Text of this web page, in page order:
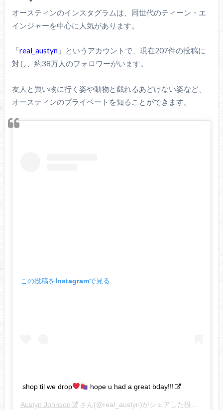
オースティンのインスタグラムは、同世代のティーン・エ
インジャーを中心に人気があります。
「real_austyn」というアカウントで、現在207件の投稿に
対し、約38万人のフォロワーがいます。
友人と買い物に行く姿や動物と戯れるあどけない姿など、
オースティンのプライベートを知ることができます。
この投稿をInstagramで見る
shop til we drop hope u had a great bday!!!
Austyn Johnson さん(@real_austyn)がシェアした投稿 –